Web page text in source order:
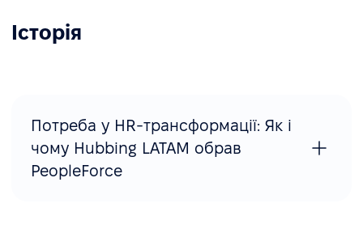
Історія
Потреба у HR-трансформації: Як і
чому Hubbing LATAM обрав
PeopleForce